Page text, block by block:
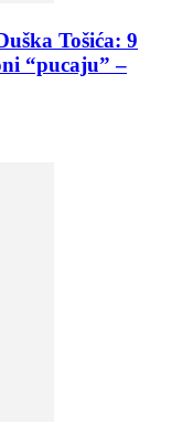
Tošića: 9
“pucaju” –